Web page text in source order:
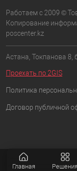
Работаем с 2009 ©
Копирование
poscenter.kz
Астана, Токпанова 8,
Проехать по 2GIS
Политика
Договор публичной
Главная Решения